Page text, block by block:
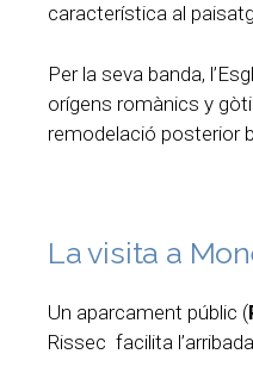
característica al
Per la seva banda,
orígens romànics y
remodelació posterior
La visita a
Un aparcament públic (
Rissec facilita